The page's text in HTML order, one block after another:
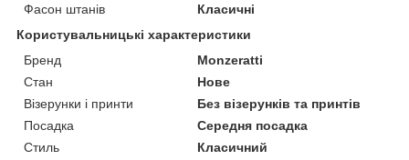
Фасон штанів
Класичні
Користувальницькі характеристики
Бренд
Monzeratti
Стан
Нове
Візерунки і принти
Без візерунків та принтів
Посадка
Середня посадка
Стиль
Класичний